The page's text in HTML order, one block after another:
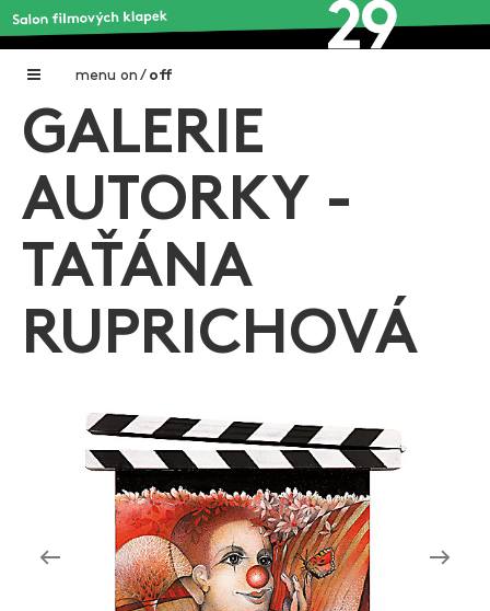
menu on / off
Home
Galerie filmových klapek
Autoři filmových klapek
O projektu
Aktuality
Zlín Film Festival
GALERIE
AUTORKY -
TAŤÁNA
RUPRICHOVÁ